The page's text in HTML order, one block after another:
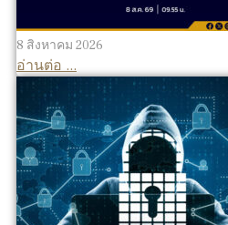
8 สิงหาคม 2026
อ่านต่อ ...